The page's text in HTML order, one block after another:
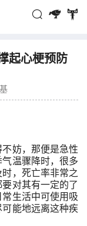
起心梗预防
妨，那便是急性
温骤降时，很多
，死亡率非常之
对其有一定的了
生活中可使用吸
能地远离这种疾